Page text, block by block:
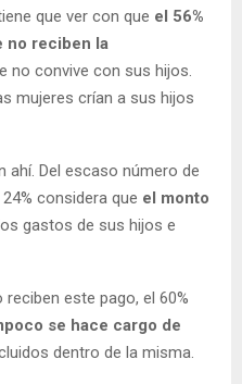
que ver con que el 56%
no reciben la
no convive con sus hijos.
mujeres crían a sus hijos
ahí. Del escaso número de
considera que el monto
gastos de sus hijos e
este pago, el 60%
se hace cargo de
dentro de la misma.